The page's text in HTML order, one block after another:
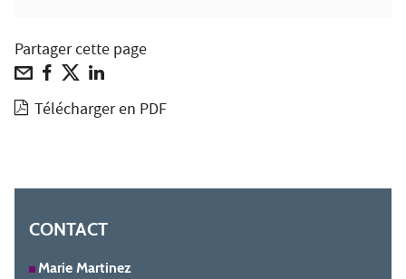
Partager cette page
Télécharger en PDF
CONTACT
Marie Martinez